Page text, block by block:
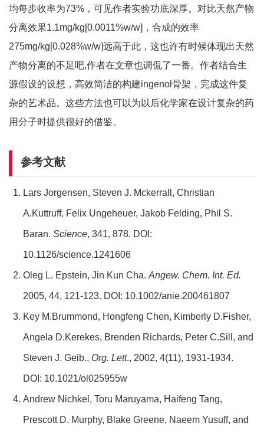
均每步收率为73%，可见作者实验功底深厚。对比天然产物
分离效果1.1mg/kg[0.0011%w/w]，合成的效率
275mg/kg[0.028%w/w]远高于此，这也许有时候体现出天然
产物分离的不足吧,作者在文章也调侃了一番。作者结合生
源假设的设想，高效简洁的构建ingenol骨架，完成这件复
杂的艺术品。这些方法也可以为以后化学家在设计复杂的药
用分子时提供很好的借鉴。
参考文献
Lars Jorgensen, Steven J. Mckerrall, Christian
A.Kuttruff, Felix Ungeheuer, Jakob Felding, Phil S.
Baran. Science, 341, 878. DOI:
10.1126/science.1241606
Oleg L. Epstein, Jin Kun Cha. Angew. Chem. Int. Ed.
2005, 44, 121-123. DOI: 10.1002/anie.200461807
Key M.Brummond, Hongfeng Chen, Kimberly D.Fisher,
Angela D.Kerekes, Brenden Richards, Peter C.Sill, and
Steven J. Geib., Org. Lett., 2002, 4(11), 1931-1934.
DOI: 10.1021/ol025955w
Andrew Nichkel, Toru Maruyama, Haifeng Tang,
Prescott D. Murphy, Blake Greene, Naeem Yusuff, and